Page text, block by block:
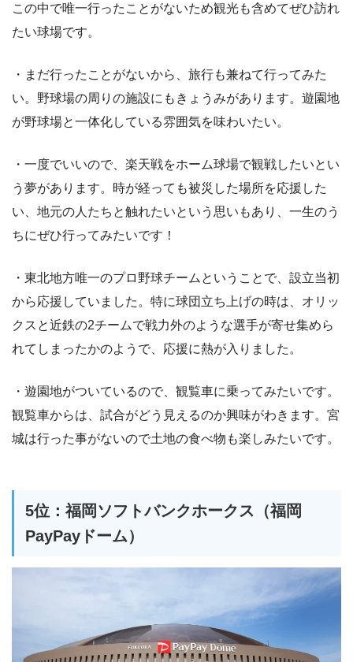
この中で唯一行ったことがないため観光も含めてぜひ訪れ
たい球場です。
・まだ行ったことがないから、旅行も兼ねて行ってみた
い。野球場の周りの施設にもきょうみがあります。遊園地
が野球場と一体化している雰囲気を味わいたい。
・一度でいいので、楽天戦をホーム球場で観戦したいとい
う夢があります。時が経っても被災した場所を応援した
い、地元の人たちと触れたいという思いもあり、一生のう
ちにぜひ行ってみたいです！
・東北地方唯一のプロ野球チームということで、設立当初
から応援していました。特に球団立ち上げの時は、オリッ
クスと近鉄の2チームで戦力外のような選手が寄せ集めら
れてしまったかのようで、応援に熱が入りました。
・遊園地がついているので、観覧車に乗ってみたいです。
観覧車からは、試合がどう見えるのか興味がわきます。宮
城は行った事がないので土地の食べ物も楽しみたいです。
5位：福岡ソフトバンクホークス（福岡
PayPayドーム）